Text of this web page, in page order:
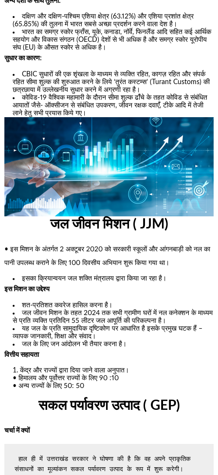
दक्षिण और दक्षिण-पश्चिम एशिया क्षेत्र (63.12%) और एशिया प्रशांत क्षेत्र
(65.85%) की तुलना में भारत सबसे अच्छा प्रदर्शन करने वाला देश है।
भारत का समग्र स्कोर फ्राँस, यूके, कनाडा, नॉर्वे, फिनलैंड आदि सहित कई आर्थिक
सहयोग और विकास संगठन (OECD) देशों से भी अधिक है और समग्र स्कोर यूरोपीय
संघ (EU) के औसत स्कोर से अधिक है।
सुधार का कारण:
CBIC सुधारों की एक शृंखला के माध्यम से व्यक्ति रहित, कागज़ रहित और संपर्क
रहित सीमा शुल्क की शुरुआत करने के लिये ‘तुरंत कस्टम्स’ (Turant Customs) की
छत्रछाया में उल्लेखनीय सुधार करने में अग्रणी रहा है।
कोविड-19 वैश्विक महामारी के दौरान सीमा शुल्क ढांँचे के तहत कोविड से संबंधित
आयातों जैसे- ऑक्सीजन से संबंधित उपकरण, जीवन रक्षक दवाएंँ, टीके आदि में तेजी
लाने हेतु सभी प्रयास किये गए।
जल जीवन मिशन ( JJM)
• इस मिशन के अंतर्गत 2 अक्टूबर 2020 को सरकारी स्कूलों और आंगनबाड़ी को नल का
पानी उपलब्ध कराने के लिए 100 दिवसीय अभियान शुरू किया गया था।
इसका क्रियान्वयन जल शक्ति मंत्रालय द्वारा किया जा रहा है।
इस मिशन का उद्देश्य
शत-प्रतिशत कवरेज हासिल करना है।
जल जीवन मिशन के तहत 2024 तक सभी ग्रामीण घरों में नल कनेक्शन के माध्यम
से प्रति व्यक्ति प्रतिदिन 55 लीटर जल आपूर्ति की परिकल्पना है।
यह जल के प्रति सामुदायिक दृष्टिकोण पर आधारित है इसके प्रमुख घटक हैं –
व्यापक जानकारी, शिक्षा और संवाद।
जल के लिए जन आंदोलन भी तैयार करना है।
वित्तीय सहायता
केंद्र और राज्यों द्वारा दिया जाने वाला अनुपात।
• हिमालय और पूर्वोत्तर राज्यों के लिए 90 :10
• अन्य राज्यों के लिए 50: 50
सकल पर्यावरण उत्पाद ( GEP)
चर्चा में क्यों
हाल ही में उत्तराखंड सरकार ने घोषणा की है कि वह अपने प्राकृतिक
संसाधनों का मूल्यांकन सकल पर्यावरण उत्पाद के रूप में शुरू करेगी।